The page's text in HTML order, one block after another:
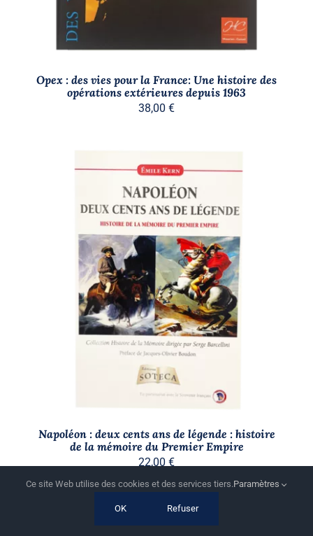
Opex : des vies pour la France: Une histoire des
opérations extérieures depuis 1963
38,00 €
AJOUTER AU PANIER
/
Napoléon : deux cents ans de légende : histoire
de la mémoire du Premier Empire
22,00 €
Ce site Web utilise des cookies et des services tiers.Paramètres
OK Refuser